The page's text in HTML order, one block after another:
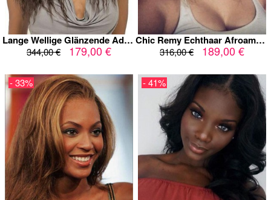
Lange Wellige Glänzende Adrette Echthaar Perücke
344,00 € 179,00 €
Chic Remy Echthaar Afroamerikaner Spitzefront Lockige Perücke
316,00 € 189,00 €
- 33% - 41%